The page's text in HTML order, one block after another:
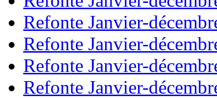
Refonte Janvier-
Refonte Janvier-
Refonte Janvier-
Refonte Janvier-